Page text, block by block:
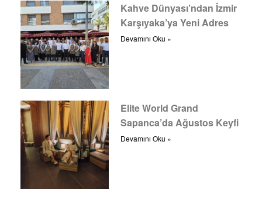
Kahve Dünyası’ndan İzmir
Karşıyaka’ya Yeni Adres
Devamını Oku »
Elite World Grand
Sapanca’da Ağustos Keyfi
Devamını Oku »